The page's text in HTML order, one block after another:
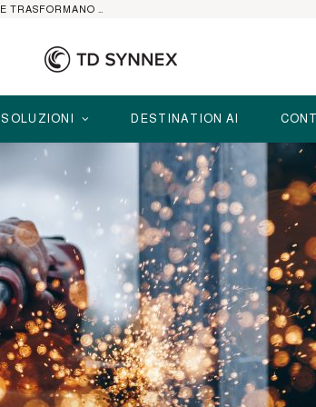
SOLUZIONI DESTINATION AI